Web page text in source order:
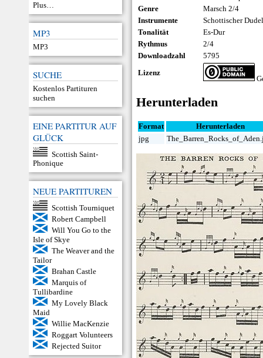
Plus…
MP3
MP3
SUCHE
Kostenlos Partituren
suchen
EINE PARTITUR AUF
GLÜCK
Scottish Saint-
Phonique
NEUE PARTITUREN
Scottish Tourniquet
Robert Campbell
Will You Go to the
Isle of Skye
The Weaver and the
Tailor
Brahan Castle
Marquis of
Tullibardine
My Lovely Black
Maid
Willie MacKenzie
Roggart Volunteers
Rejected Suitor
Genre
Marsch 2/4
Instrumente
Schottischer
Tonalität
Es-Dur
Rythmus
2/4
Downloadzahl
5795
Lizenz
Herunterladen
Format
Herunterladen
jpg